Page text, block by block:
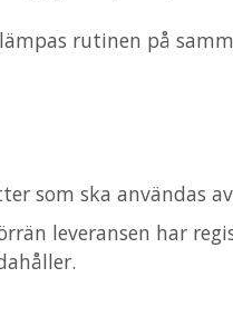
rutinen på
som ska användas
leveransen har